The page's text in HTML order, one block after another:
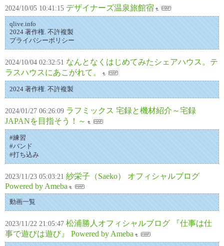
2024/10/05 10:41:15 デザイナーズ温泉旅館宿
qlive.info
2024 著作権. 不許複製
プライバシーポリシー
2024/10/04 02:32:51 なんとなくはじめてみたシェアハウス。テ
ラスハウスにあこがれて。
2024 著作権. 不許複製
2024/01/27 06:26:09 ラフミックス 宅録と機材紹介～宅録
JAPANを目指そう！～
#練習
#バンド
#打ち込み
2023/11/23 05:03:21 紗栄子（Saeko） オフィシャルブログ
Powered by Ameba
動画一覧
2023/11/22 21:05:47 松浦勝人オフィシャルブログ 『仕事は仕
事で遊びは遊び』 Powered by Ameba